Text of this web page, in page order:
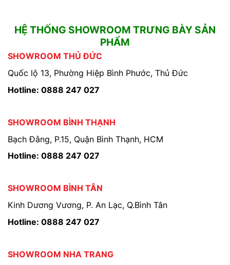
HỆ THỐNG SHOWROOM TRƯNG BÀY SẢN
PHẨM
SHOWROOM THỦ ĐỨC
Quốc lộ 13, Phường Hiệp Bình Phước, Thủ Đức
Hotline: 0888 247 027
SHOWROOM BÌNH THẠNH
Bạch Đằng, P.15, Quận Bình Thạnh, HCM
Hotline: 0888 247 027
SHOWROOM BÌNH TÂN
Kinh Dương Vương, P. An Lạc, Q.Bình Tân
Hotline: 0888 247 027
SHOWROOM NHA TRANG